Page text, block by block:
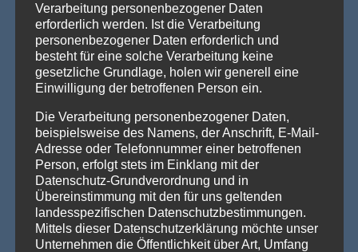
Vom Gentlemen’s Club zum Eventhighlight – wie
GALACTICA den Chesterfield-Look neu erfindet
Die Stehtischhusse GALACTICA im Chesterfield Style bringt
den ikonischen Gentlemen’s-Club-Charme [...]Weiterlesen »
Wenn eine ganze Stadt im Halloween-Fieber ist…
Arnstadt zur [...] Weiterlesen »
PRODUKTSUCHE
Verarbeitung personenbezogener Daten
erforderlich werden. Ist die Verarbeitung
personenbezogener Daten erforderlich und
besteht für eine solche Verarbeitung keine
gesetzliche Grundlage, holen wir generell eine
Einwilligung der betroffenen Person ein.
Die Verarbeitung personenbezogener Daten,
beispielsweise des Namens, der Anschrift, E-Mail-
Adresse oder Telefonnummer einer betroffenen
Person, erfolgt stets im Einklang mit der
Datenschutz-Grundverordnung und in
Übereinstimmung mit den für uns geltenden
landesspezifischen Datenschutzbestimmungen.
Mittels dieser Datenschutzerklärung möchte unser
Unternehmen die Öffentlichkeit über Art, Umfang